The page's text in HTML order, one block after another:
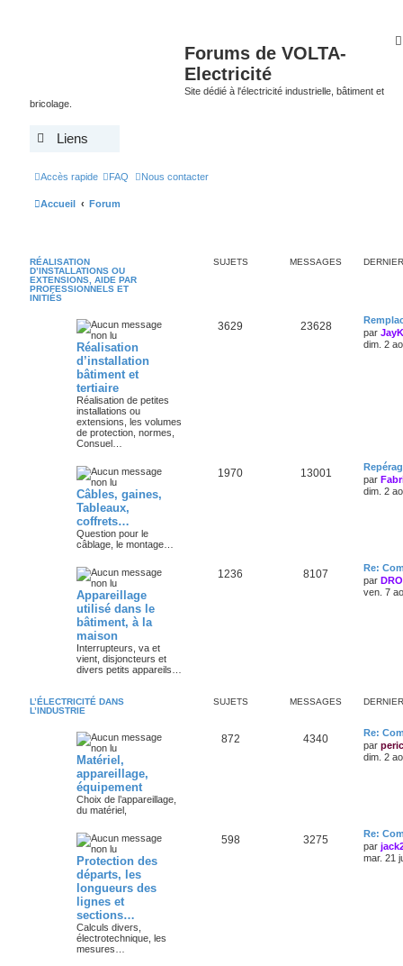
Forums de VOLTA-
Electricité
Site dédié à l'électricité industrielle, bâtiment et
bricolage.
Liens
Accès rapide FAQ Nous contacter
Accueil Forum
RÉALISATION
D’INSTALLATIONS OU
EXTENSIONS, AIDE PAR
PROFESSIONNELS ET
INITIÉS
SUJETS MESSAGES
Réalisation
d’installation
bâtiment et
tertiaire
Réalisation de petites
installations ou
extensions, les volumes
de protection, normes,
Consuel…
3629 23628
par
dim. 2
Câbles, gaines,
Tableaux,
coffrets…
Question pour le
câblage, le montage…
1970 13001
par
dim. 2
Appareillage
utilisé dans le
bâtiment, à la
maison
Interrupteurs, va et
vient, disjoncteurs et
divers petits appareils…
1236 8107
Re:
par
ven. 7
L’ÉLECTRICITÉ DANS
L’INDUSTRIE
SUJETS MESSAGES
Matériel,
appareillage,
équipement
Choix de l’appareillage,
du matériel,
872 4340
Re:
par
dim. 2
Protection des
départs, les
longueurs des
lignes et
sections…
Calculs divers,
électrotechnique, les
mesures…
598 3275
Re:
par
mar. 21